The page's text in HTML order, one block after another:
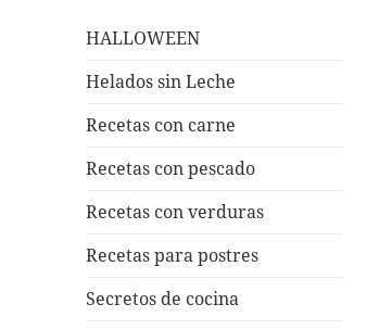
HALLOWEEN
Helados sin Leche
Recetas con carne
Recetas con pescado
Recetas con verduras
Recetas para postres
Secretos de cocina